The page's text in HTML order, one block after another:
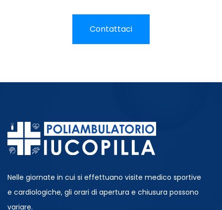
Contattaci
Nelle giornate in cui si effettuano visite medico sportive
e cardiologiche, gli orari di apertura e chiusura possono
variare.